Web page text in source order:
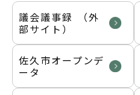
議会議事録 （外
部サイト）
佐久市オープンデ
ータ